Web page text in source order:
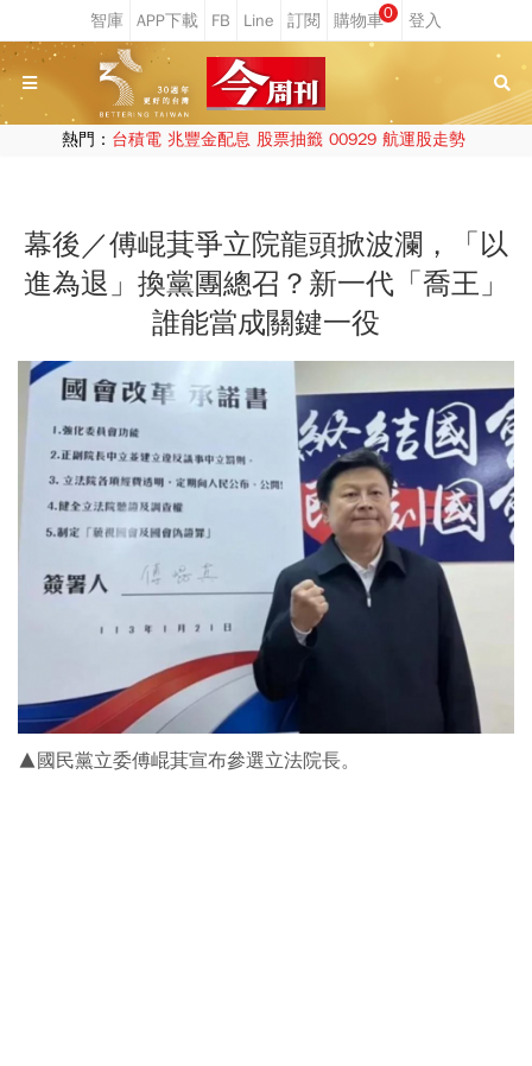
0
熱門： 台積電 兆豐金配息 股票抽籤 00929 航運股走勢
幕後／傅崐萁爭立院龍頭掀波瀾，「以
進為退」換黨團總召？新一代「喬王」
誰能當成關鍵一役
▲國民黨立委傅崐萁宣布參選立法院長。